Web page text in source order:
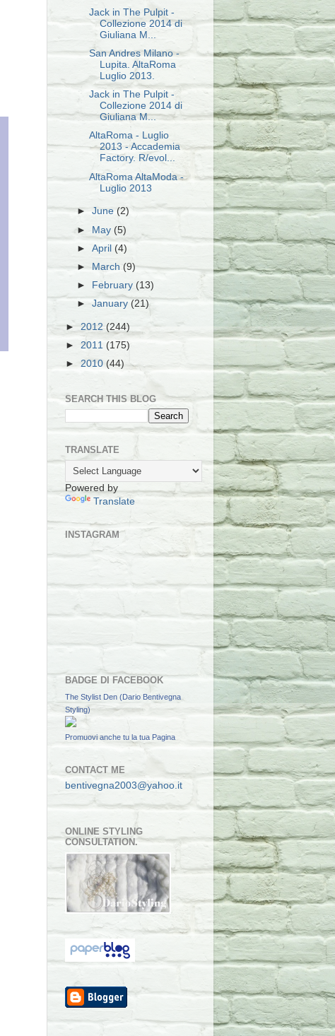
Jack in The Pulpit -
Collezione 2014 di
Giuliana M...
San Andres Milano -
Lupita. AltaRoma
Luglio 2013.
Jack in The Pulpit -
Collezione 2014 di
Giuliana M...
AltaRoma - Luglio
2013 - Accademia
Factory. R/evol...
AltaRoma AltaModa -
Luglio 2013
►June(2)
► May(5)
►April(4)
►
March (9)
►
February (13)
►January(21)
►2012 (244)
► 2011 (175)
► 2010 (44)
SEARCH THIS BLOG
TRANSLATE
Powered by
Translate
INSTAGRAM
BADGE DI FACEBOOK
The Stylist Den (Dario Bentivegna
Styling)
Promuovi anche tu la tua Pagina
CONTACT ME
bentivegna2003@yahoo.it
ONLINE STYLING
CONSULTATION.